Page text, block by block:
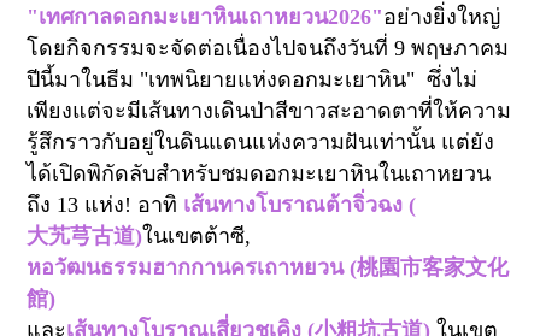
"เทศกาลดอกมะเยาหินเถาหยวน2026"อย่างยิ่งใหญ่
โดยกิจกรรมจะจัดต่อเนื่องไปจนถึงวันที่9พฤษภาคม
ปีนี้มาในธีม "เทพนิยายแห่งดอกมะเยาหิน" ซึ่งไม่
เพียงแต่จะมีเส้นทางเดินป่าสีขาวสะอาดตาที่ให้ความ
รู้สึกราวกับอยู่ในดินแดนแห่งความฝันเท่านั้น แต่ยัง
ได้เปิดพิกัดลับสำหรับชมดอกมะเยาหินในเถาหยวน
ถึง 13 แห่ง! อาทิ เส้นทางโบราณต้าจิ่วฉง (
大艽芎古道)ในเขตต้าซี,
หอวัฒนธรรมฮากกานครเถาหยวน(桃園市客家文化
館)
และเส้นทางโบราณเสี่ยวชูเคิง (小粗坑古道) ในเขต